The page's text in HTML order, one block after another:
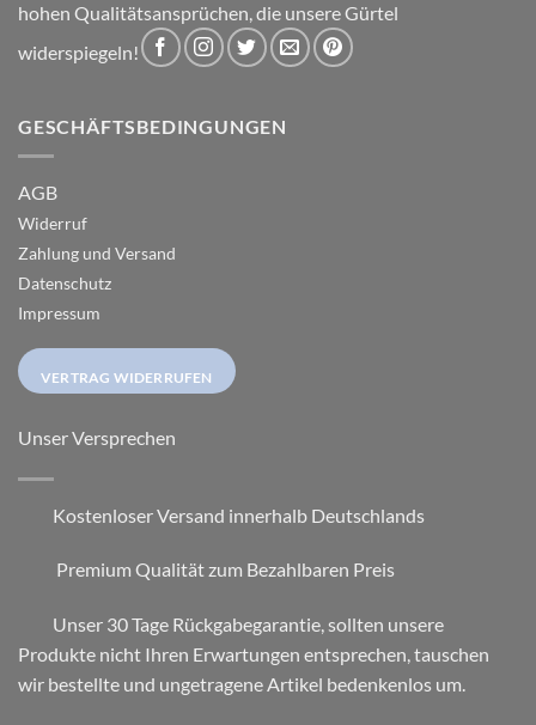
hohen Qualitätsansprüchen, die unsere Gürtel
widerspiegeln!
GESCHÄFTSBEDINGUNGEN
AGB
Widerruf
Zahlung und Versand
Datenschutz
Impressum
VERTRAG WIDERRUFEN
Unser Versprechen
Kostenloser Versand innerhalb Deutschlands
Premium Qualität zum Bezahlbaren Preis
Unser 30 Tage Rückgabegarantie, sollten unsere
Produkte nicht Ihren Erwartungen entsprechen, tauschen
wir bestellte und ungetragene Artikel bedenkenlos um.